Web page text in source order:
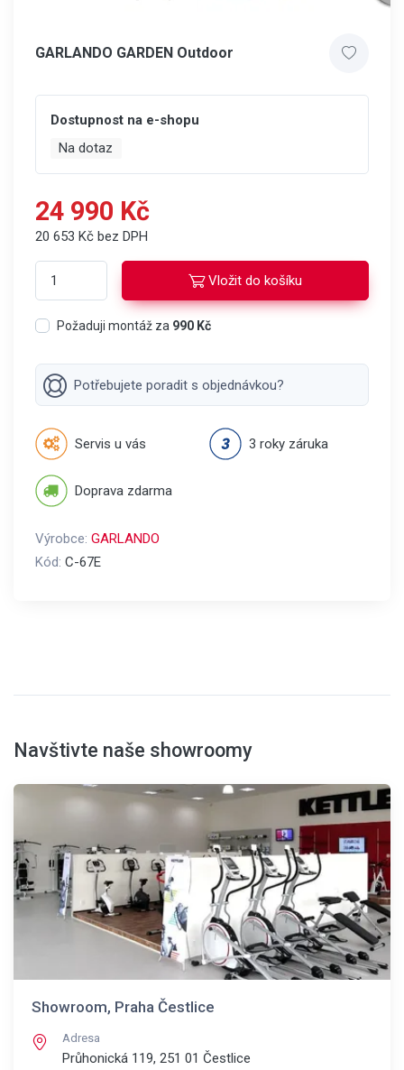
GARLANDO GARDEN Outdoor
Dostupnost na e-shopu
Na dotaz
24 990 Kč
20 653 Kč bez DPH
Vložit do košíku
Požaduji montáž za 990 Kč
Potřebujete poradit s objednávkou?
Servis u vás 3 roky záruka
Doprava zdarma
Výrobce: GARLANDO
Kód: C-67E
Navštivte naše showroomy
Showroom, Praha Čestlice
Adresa
Průhonická 119, 251 01 Čestlice